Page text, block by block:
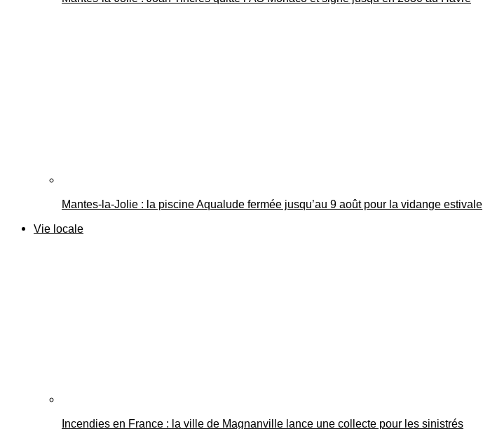
Mantes-la-Jolie : la piscine Aqualude fermée jusqu’au 9 août pour la vidange estivale
Vie locale
Incendies en France : la ville de Magnanville lance une collecte pour les sinistrés